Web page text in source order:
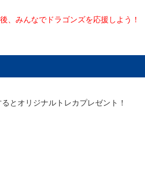
、みんなでドラゴンズを応援しよう！
とオリジナルトレカプレゼント！